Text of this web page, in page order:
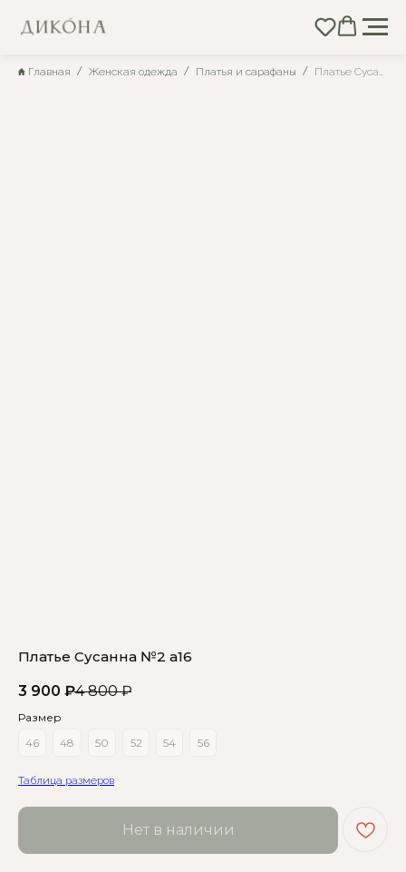
Главная Женская одежда Платья и сарафаны Платье Сусанна №2 а16
Платье Сусанна №2 а16
3 900 ₽4 800 ₽
Размер
46
48 50 52 54 56
Таблица размеров
Нет в наличии